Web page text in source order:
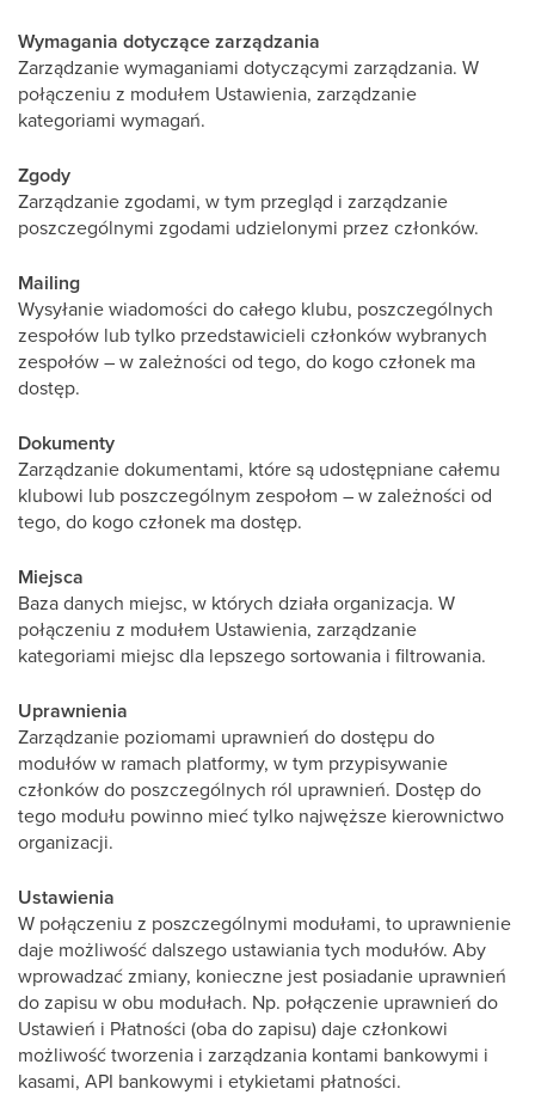
Wymagania dotyczące zarządzania
Zarządzanie wymaganiami dotyczącymi zarządzania. W
połączeniu z modułem Ustawienia, zarządzanie
kategoriami wymagań.
Zgody
Zarządzanie zgodami, w tym przegląd i zarządzanie
poszczególnymi zgodami udzielonymi przez członków.
Mailing
Wysyłanie wiadomości do całego klubu, poszczególnych
zespołów lub tylko przedstawicieli członków wybranych
zespołów – w zależności od tego, do kogo członek ma
dostęp.
Dokumenty
Zarządzanie dokumentami, które są udostępniane całemu
klubowi lub poszczególnym zespołom – w zależności od
tego, do kogo członek ma dostęp.
Miejsca
Baza danych miejsc, w których działa organizacja. W
połączeniu z modułem Ustawienia, zarządzanie
kategoriami miejsc dla lepszego sortowania i filtrowania.
Uprawnienia
Zarządzanie poziomami uprawnień do dostępu do
modułów w ramach platformy, w tym przypisywanie
członków do poszczególnych ról uprawnień. Dostęp do
tego modułu powinno mieć tylko najwęższe kierownictwo
organizacji.
Ustawienia
W połączeniu z poszczególnymi modułami, to uprawnienie
daje możliwość dalszego ustawiania tych modułów. Aby
wprowadzać zmiany, konieczne jest posiadanie uprawnień
do zapisu w obu modułach. Np. połączenie uprawnień do
Ustawień i Płatności (oba do zapisu) daje członkowi
możliwość tworzenia i zarządzania kontami bankowymi i
kasami, API bankowymi i etykietami płatności.